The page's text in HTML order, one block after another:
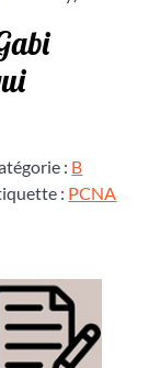
: B
: PCNA